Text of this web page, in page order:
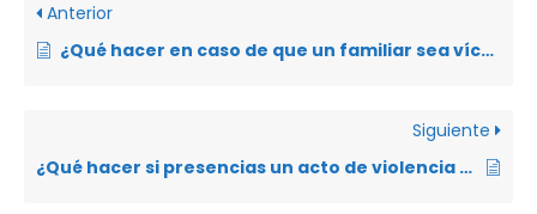
Anterior
¿Qué hacer en caso de que un familiar sea víctima de violencia intrafamiliar?
Siguiente
¿Qué hacer si presencias un acto de violencia de género?